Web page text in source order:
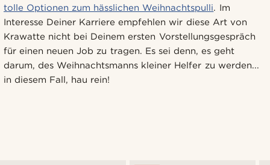
tolle Optionen zum hässlichen Weihnachtspulli. Im
Interesse Deiner Karriere empfehlen wir diese Art von
Krawatte nicht bei Deinem ersten Vorstellungsgespräch
für einen neuen Job zu tragen. Es sei denn, es geht
darum, des Weihnachtsmanns kleiner Helfer zu werden...
in diesem Fall, hau rein!